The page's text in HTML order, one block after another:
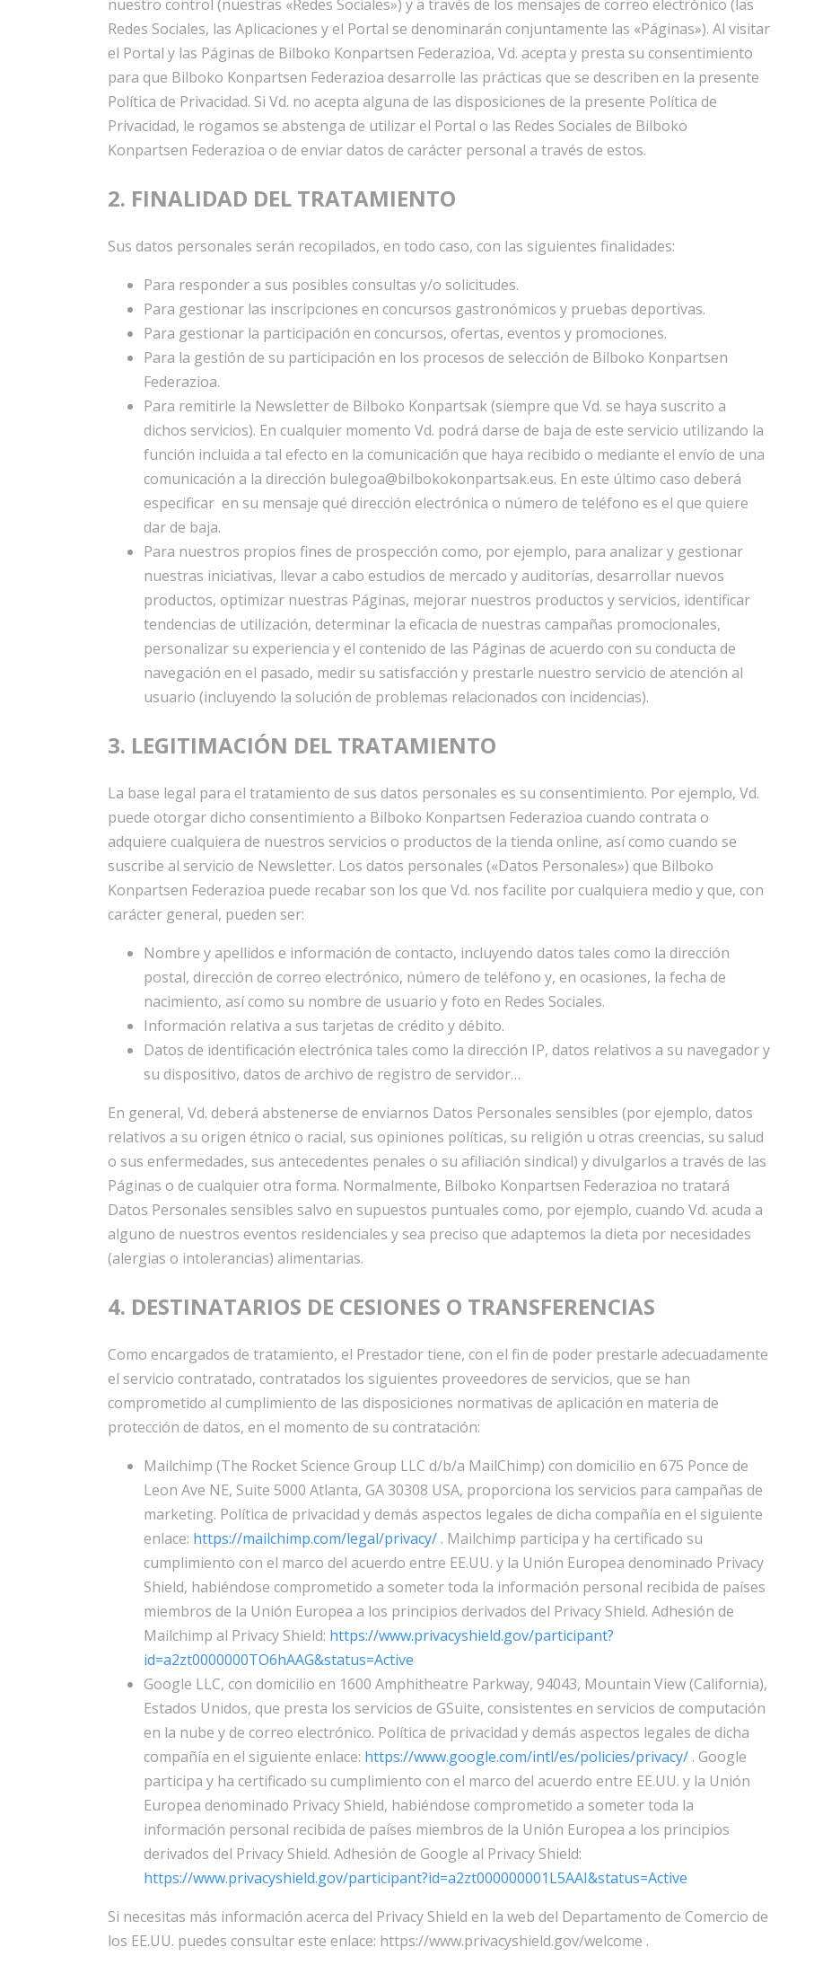
nuestro control (nuestras «Redes Sociales») y a través de los mensajes de correo electrónico (las
Redes Sociales, las Aplicaciones y el Portal se denominarán conjuntamente las «Páginas»). Al visitar
el Portal y las Páginas de Bilboko Konpartsen Federazioa, Vd. acepta y presta su consentimiento
para que Bilboko Konpartsen Federazioa desarrolle las prácticas que se describen en la presente
Política de Privacidad. Si Vd. no acepta alguna de las disposiciones de la presente Política de
Privacidad, le rogamos se abstenga de utilizar el Portal o las Redes Sociales de Bilboko
Konpartsen Federazioa o de enviar datos de carácter personal a través de estos.
2. FINALIDAD DEL TRATAMIENTO
Sus datos personales serán recopilados, en todo caso, con las siguientes finalidades:
Para responder a sus posibles consultas y/o solicitudes.
Para gestionar las inscripciones en concursos gastronómicos y pruebas deportivas.
Para gestionar la participación en concursos, ofertas, eventos y promociones.
Para la gestión de su participación en los procesos de selección de Bilboko Konpartsen
Federazioa.
Para remitirle la Newsletter de Bilboko Konpartsak (siempre que Vd. se haya suscrito a
dichos servicios). En cualquier momento Vd. podrá darse de baja de este servicio utilizando la
función incluida a tal efecto en la comunicación que haya recibido o mediante el envío de una
comunicación a la dirección bulegoa@bilbokokonpartsak.eus. En este último caso deberá
especificar en su mensaje qué dirección electrónica o número de teléfono es el que quiere
dar de baja.
Para nuestros propios fines de prospección como, por ejemplo, para analizar y gestionar
nuestras iniciativas, llevar a cabo estudios de mercado y auditorías, desarrollar nuevos
productos, optimizar nuestras Páginas, mejorar nuestros productos y servicios, identificar
tendencias de utilización, determinar la eficacia de nuestras campañas promocionales,
personalizar su experiencia y el contenido de las Páginas de acuerdo con su conducta de
navegación en el pasado, medir su satisfacción y prestarle nuestro servicio de atención al
usuario (incluyendo la solución de problemas relacionados con incidencias).
3. LEGITIMACIÓN DEL TRATAMIENTO
La base legal para el tratamiento de sus datos personales es su consentimiento. Por ejemplo, Vd.
puede otorgar dicho consentimiento a Bilboko Konpartsen Federazioa cuando contrata o
adquiere cualquiera de nuestros servicios o productos de la tienda online, así como cuando se
suscribe al servicio de Newsletter. Los datos personales («Datos Personales») que Bilboko
Konpartsen Federazioa puede recabar son los que Vd. nos facilite por cualquiera medio y que, con
carácter general, pueden ser:
Nombre y apellidos e información de contacto, incluyendo datos tales como la dirección
postal, dirección de correo electrónico, número de teléfono y, en ocasiones, la fecha de
nacimiento, así como su nombre de usuario y foto en Redes Sociales.
Información relativa a sus tarjetas de crédito y débito.
Datos de identificación electrónica tales como la dirección IP, datos relativos a su navegador y
su dispositivo, datos de archivo de registro de servidor…
En general, Vd. deberá abstenerse de enviarnos Datos Personales sensibles (por ejemplo, datos
relativos a su origen étnico o racial, sus opiniones políticas, su religión u otras creencias, su salud
o sus enfermedades, sus antecedentes penales o su afiliación sindical) y divulgarlos a través de las
Páginas o de cualquier otra forma. Normalmente, Bilboko Konpartsen Federazioa no tratará
Datos Personales sensibles salvo en supuestos puntuales como, por ejemplo, cuando Vd. acuda a
alguno de nuestros eventos residenciales y sea preciso que adaptemos la dieta por necesidades
(alergias o intolerancias) alimentarias.
4. DESTINATARIOS DE CESIONES O TRANSFERENCIAS
Como encargados de tratamiento, el Prestador tiene, con el fin de poder prestarle adecuadamente
el servicio contratado, contratados los siguientes proveedores de servicios, que se han
comprometido al cumplimiento de las disposiciones normativas de aplicación en materia de
protección de datos, en el momento de su contratación:
Mailchimp (The Rocket Science Group LLC d/b/a MailChimp) con domicilio en 675 Ponce de
Leon Ave NE, Suite 5000 Atlanta, GA 30308 USA, proporciona los servicios para campañas de
marketing. Política de privacidad y demás aspectos legales de dicha compañía en el siguiente
enlace: https://mailchimp.com/legal/privacy/ . Mailchimp participa y ha certificado su
cumplimiento con el marco del acuerdo entre EE.UU. y la Unión Europea denominado Privacy
Shield, habiéndose comprometido a someter toda la información personal recibida de países
miembros de la Unión Europea a los principios derivados del Privacy Shield. Adhesión de
Mailchimp al Privacy Shield: https://www.privacyshield.gov/participant?
id=a2zt0000000TO6hAAG&status=Active
Google LLC, con domicilio en 1600 Amphitheatre Parkway, 94043, Mountain View (California),
Estados Unidos, que presta los servicios de GSuite, consistentes en servicios de computación
en la nube y de correo electrónico. Política de privacidad y demás aspectos legales de dicha
compañía en el siguiente enlace: https://www.google.com/intl/es/policies/privacy/ . Google
participa y ha certificado su cumplimiento con el marco del acuerdo entre EE.UU. y la Unión
Europea denominado Privacy Shield, habiéndose comprometido a someter toda la
información personal recibida de países miembros de la Unión Europea a los principios
derivados del Privacy Shield. Adhesión de Google al Privacy Shield:
https://www.privacyshield.gov/participant?id=a2zt000000001L5AAI&status=Active
Si necesitas más información acerca del Privacy Shield en la web del Departamento de Comercio de
los EE.UU. puedes consultar este enlace: https://www.privacyshield.gov/welcome .